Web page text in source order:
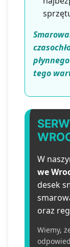
tego
W
we
desek
oraz
Wiemy,